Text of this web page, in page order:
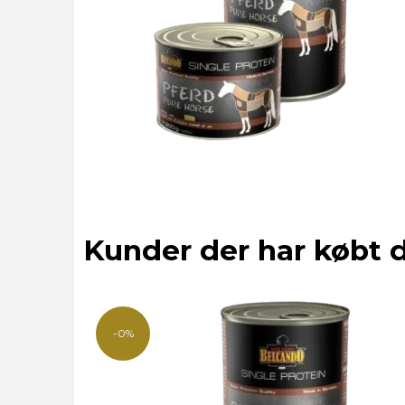
Kunder der har købt
-0%